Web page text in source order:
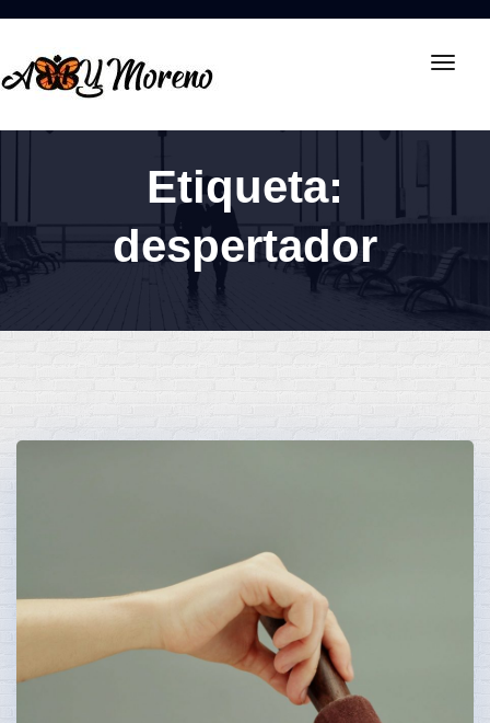
Etiqueta:
despertador